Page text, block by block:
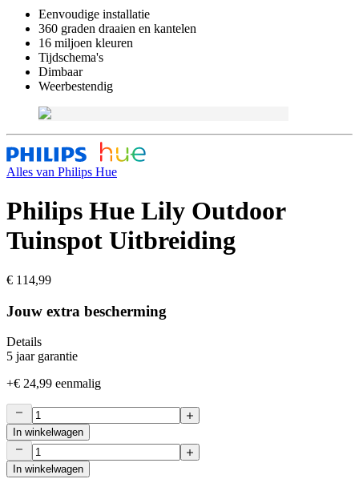
Eenvoudige installatie
360 graden draaien en kantelen
16 miljoen kleuren
Tijdschema's
Dimbaar
Weerbestendig
Alles van Philips Hue
Philips Hue Lily Outdoor
Tuinspot Uitbreiding
€ 114,99
Jouw extra bescherming
Details
5 jaar garantie
+€ 24,99 eenmalig
In winkelwagen
In winkelwagen